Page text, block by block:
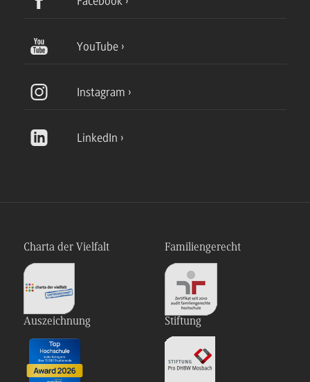
YouTube
Instagram
LinkedIn
Charta der Vielfalt Familiengerecht
Auszeichnung Stiftung